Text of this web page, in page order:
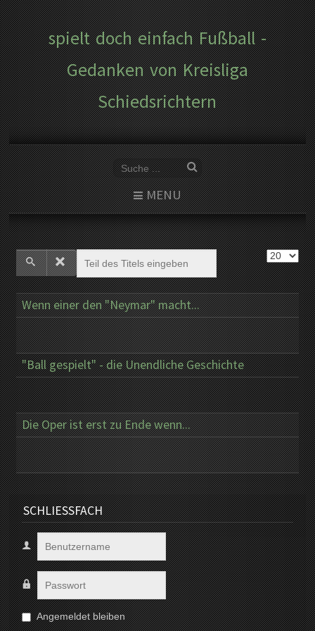
spielt doch einfach Fußball -
Gedanken von Kreisliga
Schiedsrichtern
MENU
Wenn einer den "Neymar" macht...
"Ball gespielt" - die Unendliche Geschichte
Die Oper ist erst zu Ende wenn...
SCHLIESSFACH
Angemeldet bleiben